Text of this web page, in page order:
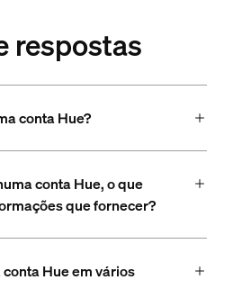
respostas
conta Hue?
conta Hue, o que
que fornecer?
Hue em vários